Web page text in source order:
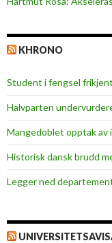
KHRONO
Student i fengsel
Halvparten
Mangedoblet opptak
Historisk dansk brudd
Legger ned